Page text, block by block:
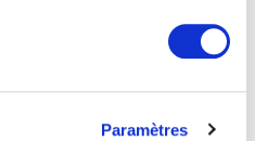
Paramètres